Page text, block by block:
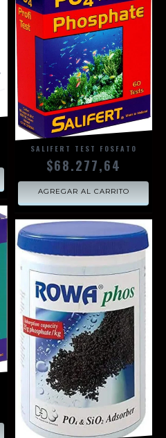
SALIFERT TEST FOSFATO
$68.277,64
AGREGAR AL CARRITO